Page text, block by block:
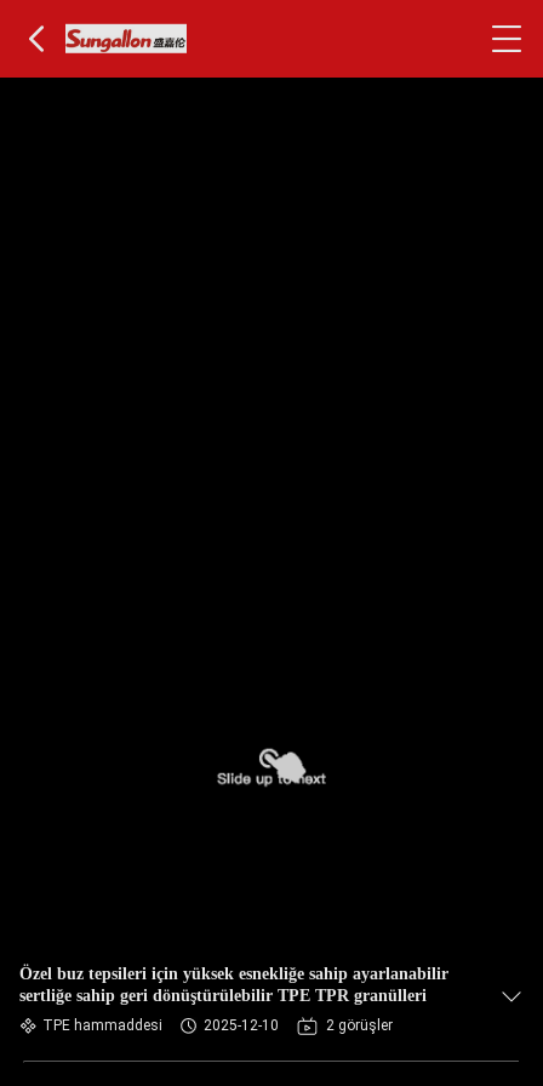
Özel buz tepsileri için yüksek esnekliğe sahip ayarlanabilir
sertliğe sahip geri dönüştürülebilir TPE TPR granülleri
TPE hammaddesi 2025-12-10 2 görüşler